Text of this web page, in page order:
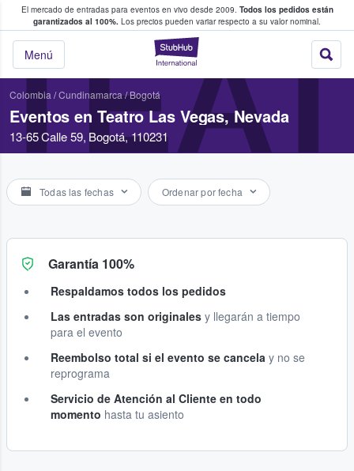
El mercado de entradas para eventos en vivo desde 2009. Todos los pedidos están
garantizados al 100%. Los precios pueden variar respecto a su valor nominal.
StubHub:
Menú
y venta de entradas entre fans
Colombia /Cundinamarca/Bogotá
Eventos en Teatro Las Vegas, Nevada
13-65 Calle 59, Bogotá, 110231
Todas las fechas Ordenar por fecha
Garantía 100%
Respaldamos todos los pedidos
Las entradas son originales y llegarán a tiempo
para el evento
Reembolso total si el evento se cancela y no se
reprograma
Servicio de Atención al Cliente en todo
momento hasta tu asiento